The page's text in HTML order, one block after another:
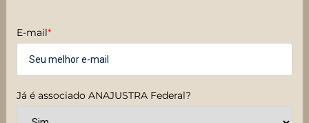
E-mail*
Já é associado ANAJUSTRA Federal?